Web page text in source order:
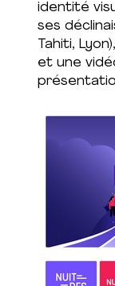
identité
ses
Tahiti,
et une